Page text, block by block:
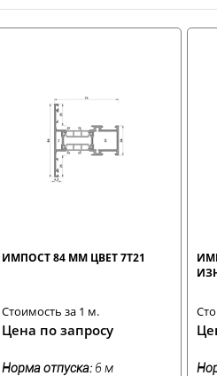
ИМПОСТ 84 ММ ЦВЕТ 7T21
Стоимость за 1 м.
Цена по запросу
Норма отпуска:6 м